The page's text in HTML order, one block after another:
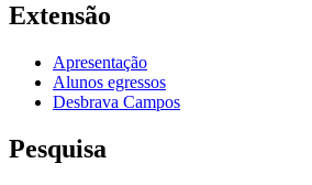
Extensão
Apresentação
Alunos egressos
Desbrava Campos
Pesquisa